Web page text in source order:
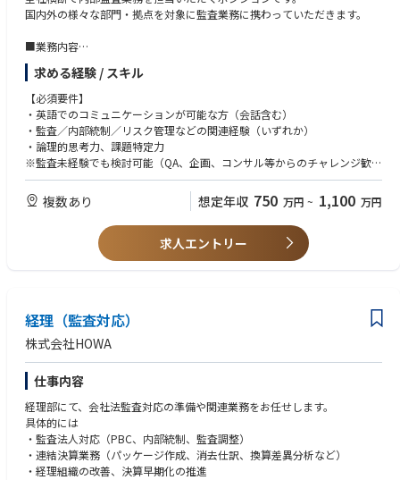
スをつなぐルールが守られることで、適切な品質が確保されるしくみにな
機能がきちんと働いているかを一歩引いた第三者目線で確認する役割（1.
5線監査）を担います。
■部署の雰囲気：
ベテランが多い組織であり、各人の強みを活かし協力しあう環境が整って
います。
■組織内の役割分担：
監査グループ内で小さなチーム（2〜3名）に分かれ、リーダーの采配で役
割分担を行います。監査本番ではチームを超えて協力し、それぞれの強み
（技術的な知見や事務・仕組みの知見）を活かしながら分担して業務を進
国内外の様々な部門・拠点を対象に監査業務に携わっていただきます。
■業務内容
・国内監査：主担当として対応（定型監査は自走）
・海外監査：マネージャーと連携しサポートとして対応
・対象領域：財務、人事、営業、IT、製造など全社横断
求める経験 / スキル
【必須要件】
・英語でのコミュニケーションが可能な方（会話含む）
・監査／内部統制／リスク管理などの関連経験（いずれか）
・論理的思考力、課題特定力
※監査未経験でも検討可能（QA、企画、コンサル等からのチャレンジ歓
迎）
【歓迎要件】
・監査法人での経験
・製薬業界または品質（QA/QC）領域の経験
・J-SOXの知識（入社後キャッチアップ可）
複数あり 想定年収 750 万円 ~ 1,100 万円
求人エントリー
経理（監査対応）
株式会社HOWA
仕事内容
経理部にて、会社法監査対応の準備や関連業務をお任せします。
具体的には
・監査法人対応（PBC、内部統制、監査調整）
・連結決算業務（パッケージ作成、消去仕訳、換算差異分析など）
・経理組織の改善、決算早期化の推進